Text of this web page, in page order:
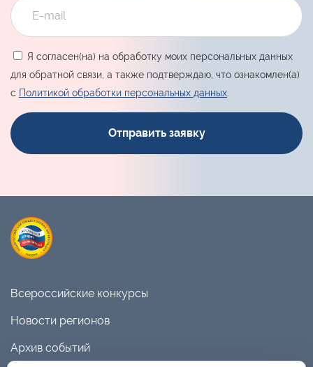
Я согласен(на) на обработку моих персональных данных
для обратной связи, а также подтверждаю, что ознакомлен(а)
с Политикой обработки персональных данных
Всероссийские конкурсы
Новости регионов
Архив событий